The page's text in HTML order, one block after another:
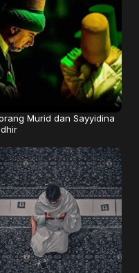
Murid dan Sayyidina